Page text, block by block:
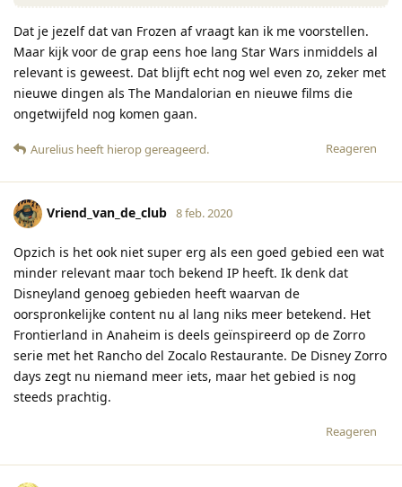
Dat je jezelf dat van Frozen af vraagt kan ik me voorstellen.
Maar kijk voor de grap eens hoe lang Star Wars inmiddels al
relevant is geweest. Dat blijft echt nog wel even zo, zeker met
nieuwe dingen als The Mandalorian en nieuwe films die
ongetwijfeld nog komen gaan.
Reageren
Aurelius heeft hierop gereageerd.
Vriend_van_de_club 8 feb. 2020
Opzich is het ook niet super erg als een goed gebied een wat
minder relevant maar toch bekend IP heeft. Ik denk dat
Disneyland genoeg gebieden heeft waarvan de
oorspronkelijke content nu al lang niks meer betekend. Het
Frontierland in Anaheim is deels geïnspireerd op de Zorro
serie met het Rancho del Zocalo Restaurante. De Disney Zorro
days zegt nu niemand meer iets, maar het gebied is nog
steeds prachtig.
Reageren